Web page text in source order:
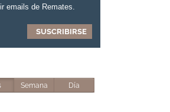
emails de Remates.
Semana Día